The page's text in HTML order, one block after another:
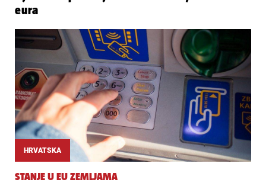
eura
HRVATSKA
STANJE U EU ZEMLJAMA